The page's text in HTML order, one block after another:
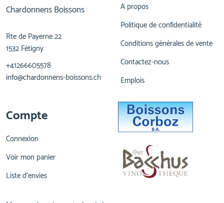
Chardonnens Boissons
Rte de Payerne 22
1532 Fétigny
+41266605578
info@chardonnens-boissons.ch
A propos
Politique de confidentialité
Conditions générales de vente
Contactez-nous
Emplois
Compte
Connexion
Voir mon panier
Liste d'envies